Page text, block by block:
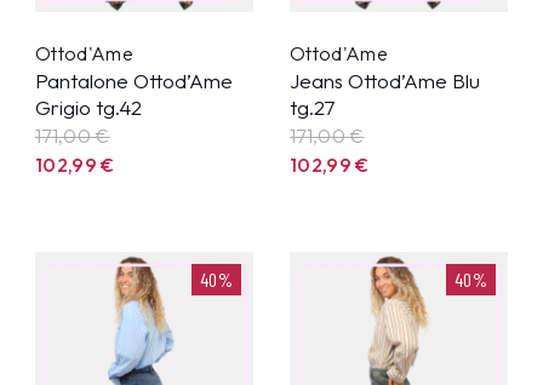
Ottod'Ame
Pantalone Ottod’Ame
Grigio tg.42
171,00 €
102,99€
Ottod'Ame
Jeans Ottod’Ame Blu
tg.27
171,00 €
102,99€
40% 40%